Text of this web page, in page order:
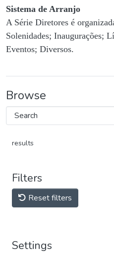
Sistema de Arranjo
A Série Diretores é
Solenidades; Inaugurações;
Eventos; Diversos.
Browse
results
Filters
Reset filters
Settings